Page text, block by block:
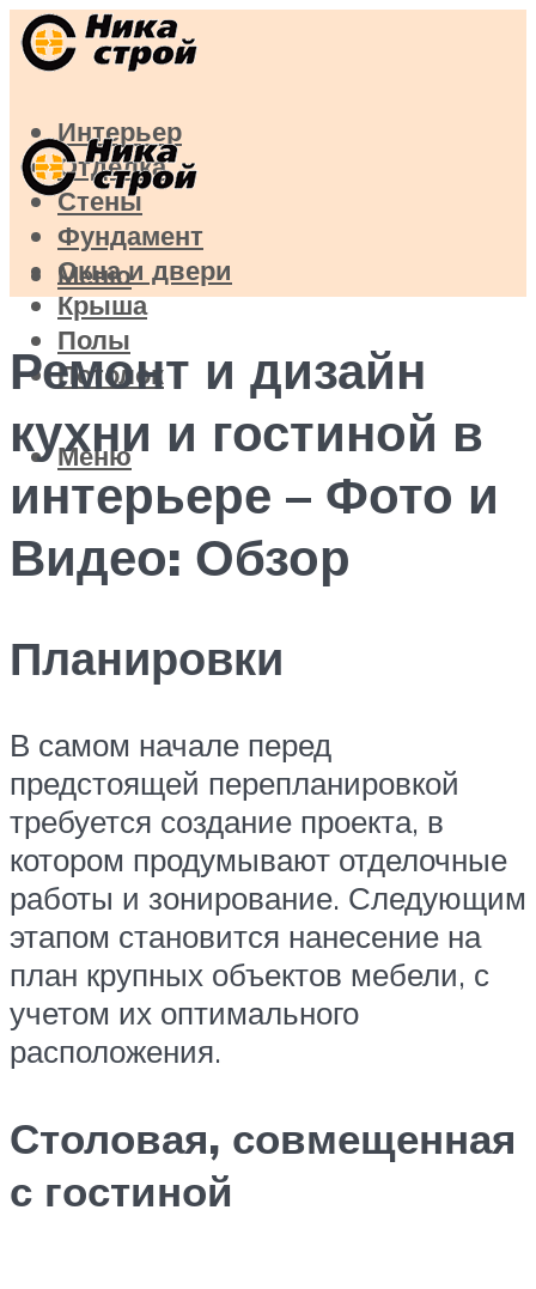
Интерьер
Отделка
Стены
Фундамент
Окна и двери
Крыша
Полы
Потолок
Меню
Меню
Ремонт и дизайн
кухни и гостиной в
интерьере – Фото и
Видео: Обзор
Планировки
В самом начале перед
предстоящей перепланировкой
требуется создание проекта, в
котором продумывают отделочные
работы и зонирование. Следующим
этапом становится нанесение на
план крупных объектов мебели, с
учетом их оптимального
расположения.
Столовая, совмещенная
с гостиной